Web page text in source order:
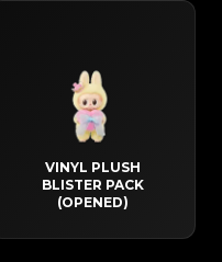
VINYL PLUSH
BLISTER PACK
(OPENED)